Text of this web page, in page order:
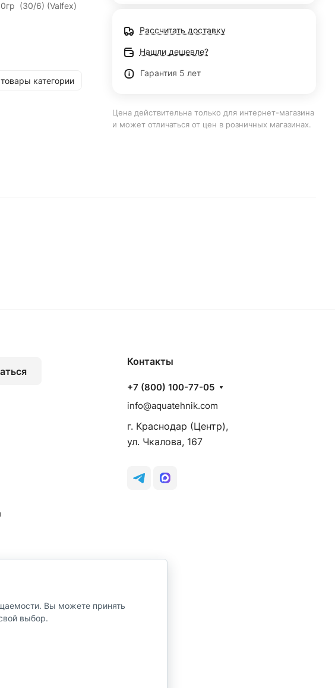
(30/6) (Valfex)
категории
Рассчитать доставку
Нашли дешевле?
Гарантия 5 лет
Цена действительна только для интернет-магазина
и может отличаться от цен в розничных магазинах.
Контакты
+7 (800) 100-77-05
info@aquatehnik.com
г. Краснодар (Центр),
ул. Чкалова, 167
Вы можете принять
выбор.